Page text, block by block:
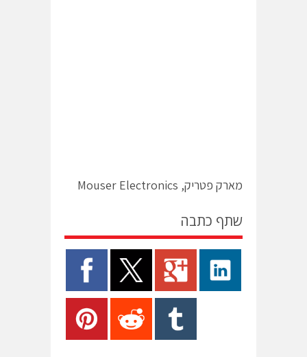
מארק פטריק, Mouser Electronics
שתף כתבה